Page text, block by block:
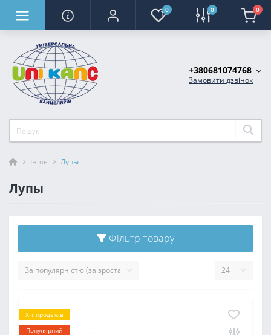
0 0 0
+380681074768
Замовити дзвінок
Інше Лупы
Лупы
Фільтр товару
Хіт продажів
Популярний